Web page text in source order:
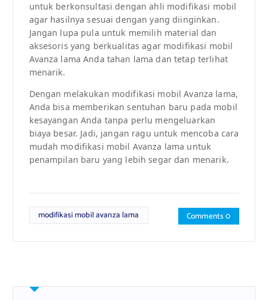
untuk berkonsultasi dengan ahli modifikasi mobil
agar hasilnya sesuai dengan yang diinginkan.
Jangan lupa pula untuk memilih material dan
aksesoris yang berkualitas agar modifikasi mobil
Avanza lama Anda tahan lama dan tetap terlihat
menarik.
Dengan melakukan modifikasi mobil Avanza lama,
Anda bisa memberikan sentuhan baru pada mobil
kesayangan Anda tanpa perlu mengeluarkan
biaya besar. Jadi, jangan ragu untuk mencoba cara
mudah modifikasi mobil Avanza lama untuk
penampilan baru yang lebih segar dan menarik.
modifikasi mobil avanza lama Comments 0